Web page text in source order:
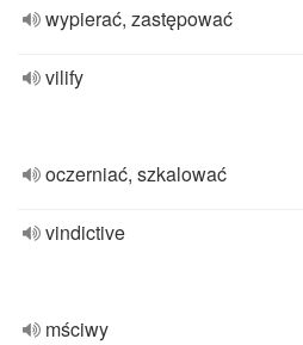
wypierać, zastępować
vilify
oczerniać, szkalować
vindictive
mściwy